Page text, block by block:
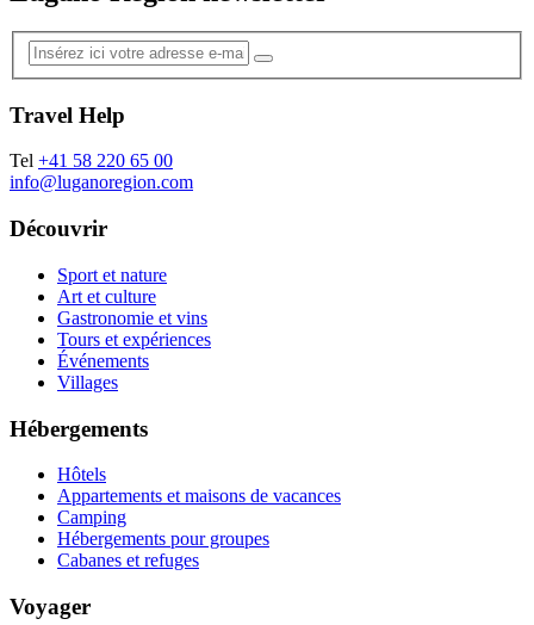
Travel Help
Tel +41 58 220 65 00
info@luganoregion.com
Découvrir
Sport et nature
Art et culture
Gastronomie et vins
Tours et expériences
Événements
Villages
Hébergements
Hôtels
Appartements et maisons de vacances
Camping
Hébergements pour groupes
Cabanes et refuges
Voyager